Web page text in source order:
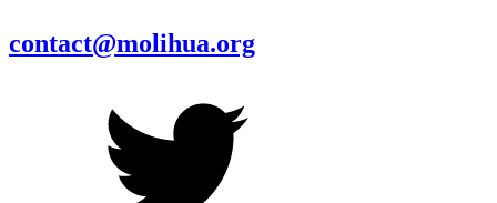
contact@molihua.org